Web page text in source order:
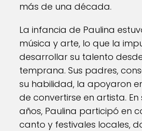
más de una década.
La infancia de Paulina
música y arte, lo que la
desarrollar su talento
temprana. Sus padres,
su habilidad, la apoyaron
de convertirse en artista. En
años, Paulina participó en
canto y festivales locales,